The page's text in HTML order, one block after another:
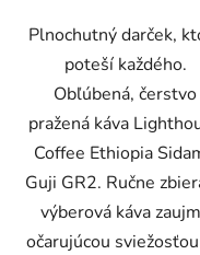
Plnochutný darček,
poteší každého.
Obľúbená, čerstvo
pražená káva
Coffee Ethiopia
Guji GR2. Ručne
výberová káva
očarujúcou